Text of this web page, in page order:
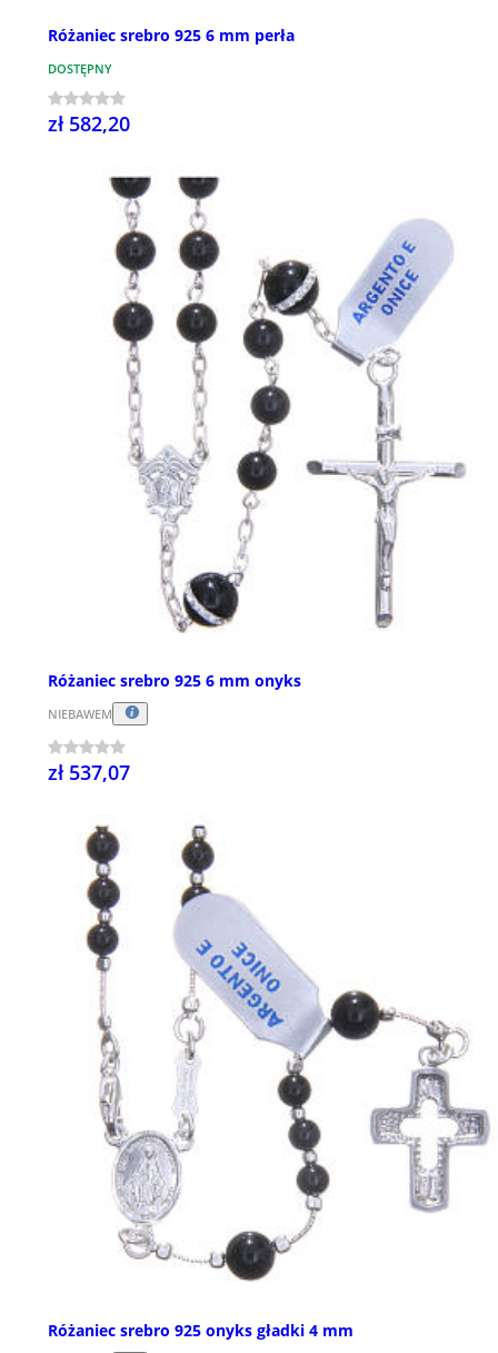
Różaniec srebro 925 6 mm perła
DOSTĘPNY
zł 582,20
Różaniec srebro 925 6 mm onyks
NIEBAWEM
zł 537,07
Różaniec srebro 925 onyks gładki 4 mm